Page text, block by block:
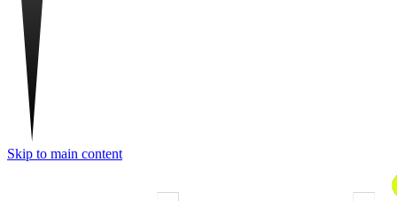
Skip to main content